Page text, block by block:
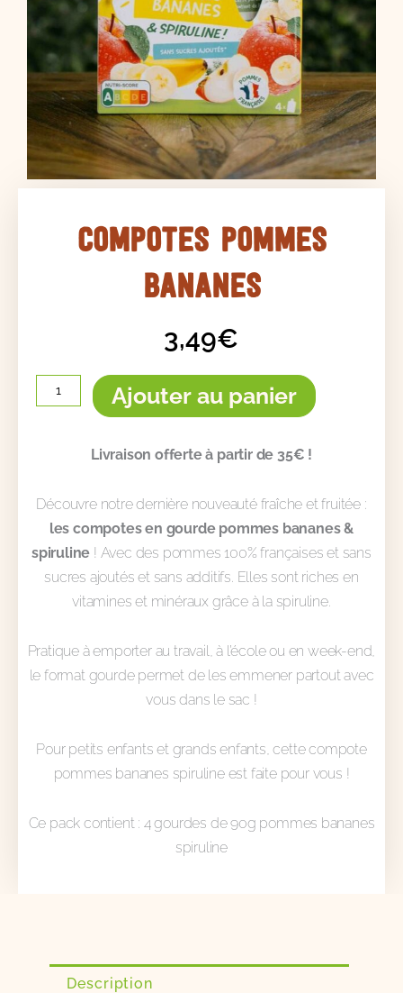
Compotes Pommes
Bananes
3,49€
Compotes
Ajouter au panier
Livraison offerte à partir de 35€ !
Découvre notre dernière nouveauté fraîche et fruitée :
les compotes en gourde pommes bananes &
spiruline ! Avec des pommes 100% françaises et sans
sucres ajoutés et sans additifs. Elles sont riches en
vitamines et minéraux grâce à la spiruline.
Pratique à emporter au travail, à l’école ou en week-end,
le format gourde permet de les emmener partout avec
vous dans le sac !
Pour petits enfants et grands enfants, cette compote
pommes bananes spiruline est faite pour vous !
Ce pack contient : 4 gourdes de 90g pommes bananes
spiruline
Description